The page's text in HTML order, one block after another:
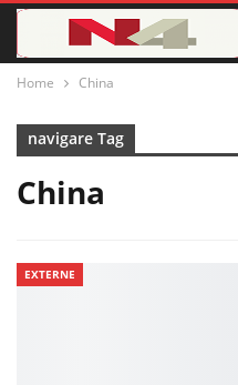
Home China
navigare Tag
China
EXTERNE